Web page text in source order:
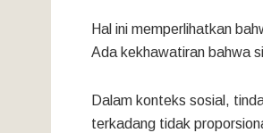
Hal ini memperlihatkan
Ada kekhawatiran bahwa
Dalam konteks sosial,
terkadang tidak